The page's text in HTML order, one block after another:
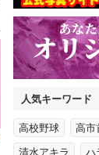
人気キーワード
高校野球 高市
清水アキラ ハ